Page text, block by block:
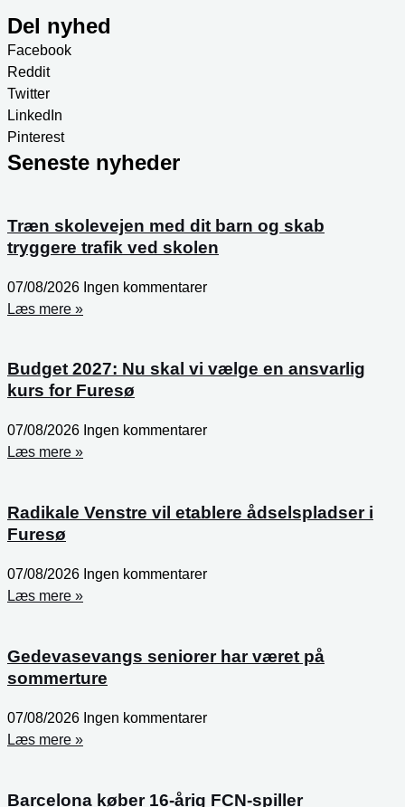
Del nyhed
Facebook
Reddit
Twitter
LinkedIn
Pinterest
Seneste nyheder
Træn skolevejen med dit barn og skab
tryggere trafik ved skolen
07/08/2026 Ingen kommentarer
Læs mere »
Budget 2027: Nu skal vi vælge en ansvarlig
kurs for Furesø
07/08/2026 Ingen kommentarer
Læs mere »
Radikale Venstre vil etablere ådselspladser i
Furesø
07/08/2026 Ingen kommentarer
Læs mere »
Gedevasevangs seniorer har været på
sommerture
07/08/2026 Ingen kommentarer
Læs mere »
Barcelona køber 16-årig FCN-spiller